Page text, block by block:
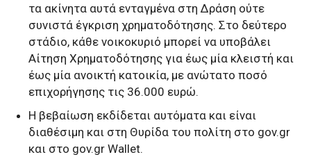
τα ακίνητα αυτά ενταγμένα στη Δράση ούτε
συνιστά έγκριση χρηματοδότησης. Στο δεύτερο
στάδιο, κάθε νοικοκυριό μπορεί να υποβάλει
Αίτηση Χρηματοδότησης για έως μία κλειστή και
έως μία ανοικτή κατοικία, με ανώτατο ποσό
επιχορήγησης τις 36.000 ευρώ.
Η βεβαίωση εκδίδεται αυτόματα και είναι
διαθέσιμη και στη Θυρίδα του πολίτη στο gov.gr
και στο gov.gr Wallet.